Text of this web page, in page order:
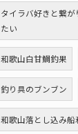
タイラバ好きと繋
たい
和歌山白甘鯛釣果
釣り具のブンブン
和歌山落とし込み船